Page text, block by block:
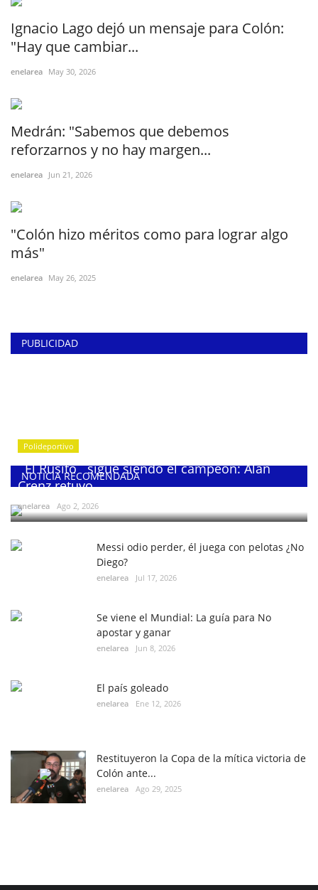
Ignacio Lago dejó un mensaje para Colón:
"Hay que cambiar...
enelarea May 30, 2026
Medrán: "Sabemos que debemos
reforzarnos y no hay margen...
enelarea Jun 21, 2026
"Colón hizo méritos como para lograr algo
más"
enelarea May 26, 2025
PUBLICIDAD
NOTICIA RECOMENDADA
Polideportivo
¨El Rusito¨ sigue siendo el campeón: Alan
Crenz retuvo...
enelarea Ago 2, 2026
Messi odio perder, él juega con pelotas ¿No
Diego?
enelarea Jul 17, 2026
Se viene el Mundial: La guía para No
apostar y ganar
enelarea Jun 8, 2026
El país goleado
enelarea Ene 12, 2026
Restituyeron la Copa de la mítica victoria de
Colón ante...
enelarea Ago 29, 2025